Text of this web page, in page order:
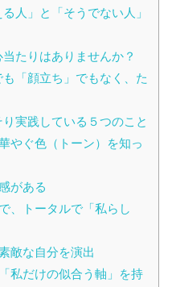
人」と「そうでない人」
たりはありませんか？
「顔立ち」でもなく、た
実践している５つのこと
やぐ色（トーン）を知っ
がある
、トータルで「私らし
敵な自分を演出
私だけの似合う軸」を持